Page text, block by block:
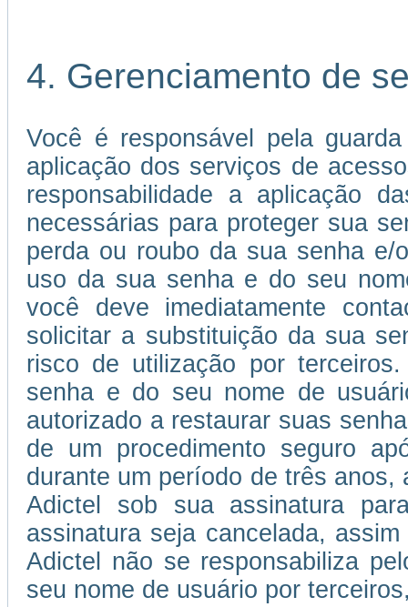
4. Gerenciamento de
Você é responsável pela
aplicação dos serviços de
responsabilidade a aplicação
necessárias para proteger sua
perda ou roubo da sua senha
uso da sua senha e do seu
você deve imediatamente
solicitar a substituição da sua
risco de utilização por
senha e do seu nome de
autorizado a restaurar suas
de um procedimento seguro
durante um período de três
Adictel sob sua assinatura
assinatura seja cancelada,
Adictel não se responsabiliza
seu nome de usuário por